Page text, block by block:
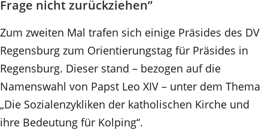
Frage nicht zurückziehen”
Zum zweiten Mal trafen sich einige Präsides des DV
Regensburg zum Orientierungstag für Präsides in
Regensburg. Dieser stand – bezogen auf die
Namenswahl von Papst Leo XIV – unter dem Thema
„Die Sozialenzykliken der katholischen Kirche und
ihre Bedeutung für Kolping“.